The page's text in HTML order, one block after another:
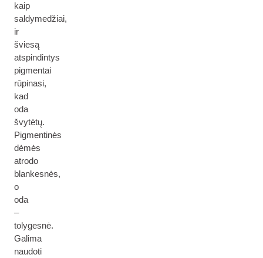
kaip
saldymedžiai,
ir
šviesą
atspindintys
pigmentai
rūpinasi,
kad
oda
švytėtų.
Pigmentinės
dėmės
atrodo
blankesnės,
o
oda
–
tolygesnė.
Galima
naudoti